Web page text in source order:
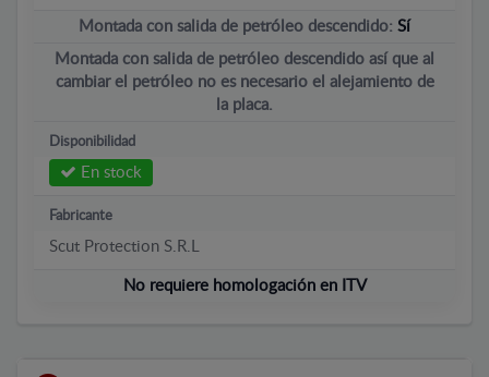
Montada con salida de petróleo descendido: Sí
Montada con salida de petróleo descendido así que al
cambiar el petróleo no es necesario el alejamiento de
la placa.
Disponibilidad
En stock
Fabricante
Scut Protection S.R.L
No requiere homologación en ITV